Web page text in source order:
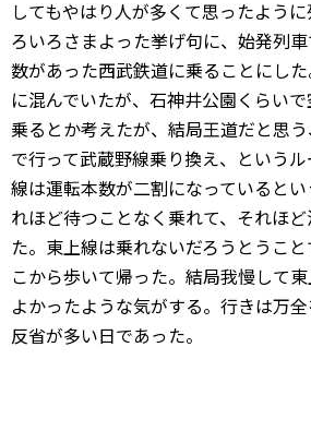
してもやはり人が多くて思ったよう
ろいろさまよった挙げ句に、始発列
数があった西武鉄道に乗ることにし
に混んでいたが、石神井公園くらい
乗るとか考えたが、結局王道だと思
で行って武蔵野線乗り換え、という
線は運転本数が二割になっていると
れほど待つことなく乗れて、それほ
た。東上線は乗れないだろうとうこ
こから歩いて帰った。結局我慢して
よかったような気がする。行きは万
反省が多い日であった。